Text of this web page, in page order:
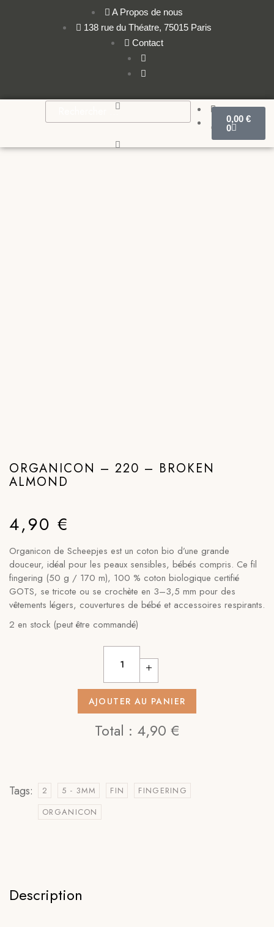
A Propos de nous
138 rue du Théatre, 75015 Paris
Contact
0,00€
0
ORGANICON – 220 – BROKEN
ALMOND
4,90 €
Organicon de Scheepjes est un coton bio d’une grande
douceur, idéal pour les peaux sensibles, bébés compris. Ce fil
fingering (50 g / 170 m), 100 % coton biologique certifié
GOTS, se tricote ou se crochète en 3–3,5 mm pour des
vêtements légers, couvertures de bébé et accessoires respirants.
2 en stock (peut être commandé)
AJOUTER AU PANIER
Total : 4,90 €
Tags: 2 5 - 3MM FIN
FINGERING
ORGANICON
Description